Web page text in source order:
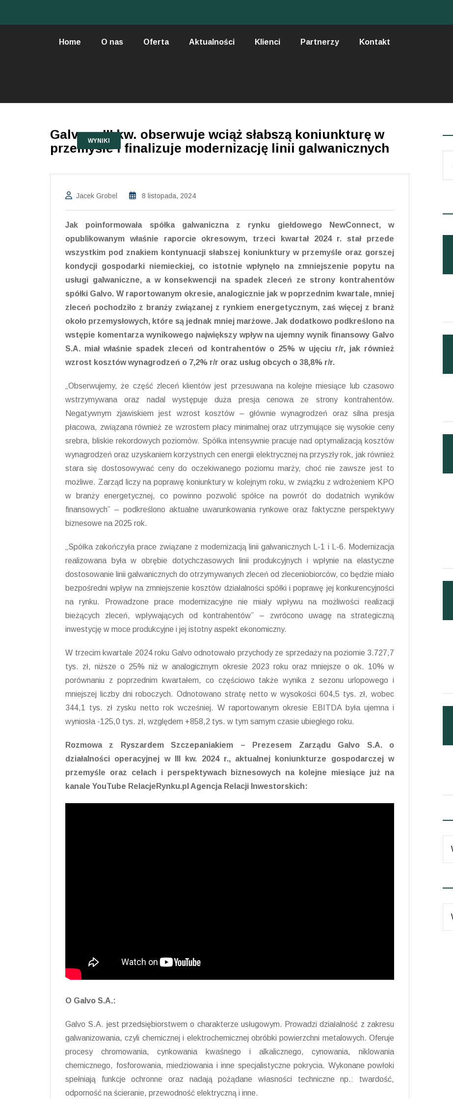
Home O nas Oferta Aktualności Klienci Partnerzy Kontakt
Galvo w III kw. obserwuje wciąż słabszą koniunkturę w
przemyśle i finalizuje modernizację linii galwanicznych
WYNIKI
Jacek Grobel 8 listopada, 2024
Jak poinformowała spółka galwaniczna z rynku giełdowego NewConnect, w
opublikowanym właśnie raporcie okresowym, trzeci kwartał 2024 r. stał przede
wszystkim pod znakiem kontynuacji słabszej koniunktury w przemyśle oraz gorszej
kondycji gospodarki niemieckiej, co istotnie wpłynęło na zmniejszenie popytu na
usługi galwaniczne, a w konsekwencji na spadek zleceń ze strony kontrahentów
spółki Galvo. W raportowanym okresie, analogicznie jak w poprzednim kwartale, mniej
zleceń pochodziło z branży związanej z rynkiem energetycznym, zaś więcej z branż
około przemysłowych, które są jednak mniej marżowe. Jak dodatkowo podkreślono na
wstępie komentarza wynikowego największy wpływ na ujemny wynik finansowy Galvo
S.A. miał właśnie spadek zleceń od kontrahentów o 25% w ujęciu r/r, jak również
wzrost kosztów wynagrodzeń o 7,2% r/r oraz usług obcych o 38,8% r/r.
„Obserwujemy, że część zleceń klientów jest przesuwana na kolejne miesiące lub czasowo
wstrzymywana oraz nadal występuje duża presja cenowa ze strony kontrahentów.
Negatywnym zjawiskiem jest wzrost kosztów – głównie wynagrodzeń oraz silna presja
płacowa, związana również ze wzrostem płacy minimalnej oraz utrzymujące się wysokie ceny
srebra, bliskie rekordowych poziomów. Spółka intensywnie pracuje nad optymalizacją kosztów
wynagrodzeń oraz uzyskaniem korzystnych cen energii elektrycznej na przyszły rok, jak również
stara się dostosowywać ceny do oczekiwanego poziomu marży, choć nie zawsze jest to
możliwe. Zarząd liczy na poprawę koniunktury w kolejnym roku, w związku z wdrożeniem KPO
w branży energetycznej, co powinno pozwolić spółce na powrót do dodatnich wyników
finansowych” – podkreślono aktualne uwarunkowania rynkowe oraz faktyczne perspektywy
biznesowe na 2025 rok.
„Spółka zakończyła prace związane z modernizacją linii galwanicznych L-1 i L-6. Modernizacja
realizowana była w obrębie dotychczasowych linii produkcyjnych i wpłynie na elastyczne
dostosowanie linii galwanicznych do otrzymywanych zleceń od zleceniobiorców, co będzie miało
bezpośredni wpływ na zmniejszenie kosztów działalności spółki i poprawę jej konkurencyjności
na rynku. Prowadzone prace modernizacyjne nie miały wpływu na możliwości realizacji
bieżących zleceń, wpływających od kontrahentów” – zwrócono uwagę na strategiczną
inwestycję w moce produkcyjne i jej istotny aspekt ekonomiczny.
W trzecim kwartale 2024 roku Galvo odnotowało przychody ze sprzedaży na poziomie 3.727,7
tys. zł, niższe o 25% niż w analogicznym okresie 2023 roku oraz mniejsze o ok. 10% w
porównaniu z poprzednim kwartałem, co częściowo także wynika z sezonu urlopowego i
mniejszej liczby dni roboczych. Odnotowano stratę netto w wysokości 604,5 tys. zł, wobec
344,1 tys. zł zysku netto rok wcześniej. W raportowanym okresie EBITDA była ujemna i
wyniosła -125,0 tys. zł, względem +858,2 tys. w tym samym czasie ubiegłego roku.
Rozmowa z Ryszardem Szczepaniakiem – Prezesem Zarządu Galvo S.A. o
działalności operacyjnej w III kw. 2024 r., aktualnej koniunkturze gospodarczej w
przemyśle oraz celach i perspektywach biznesowych na kolejne miesiące już na
kanale YouTube RelacjeRynku.pl Agencja Relacji Inwestorskich:
O Galvo S.A.:
Galvo S.A. jest przedsiębiorstwem o charakterze usługowym. Prowadzi działalność z zakresu
galwanizowania, czyli chemicznej i elektrochemicznej obróbki powierzchni metalowych. Oferuje
procesy chromowania, cynkowania kwaśnego i alkalicznego, cynowania, niklowania
chemicznego, fosforowania, miedziowania i inne specjalistyczne pokrycia. Wykonane powłoki
spełniają funkcje ochronne oraz nadają pożądane własności techniczne np.: twardość,
odporność na ścieranie, przewodność elektryczną i inne.